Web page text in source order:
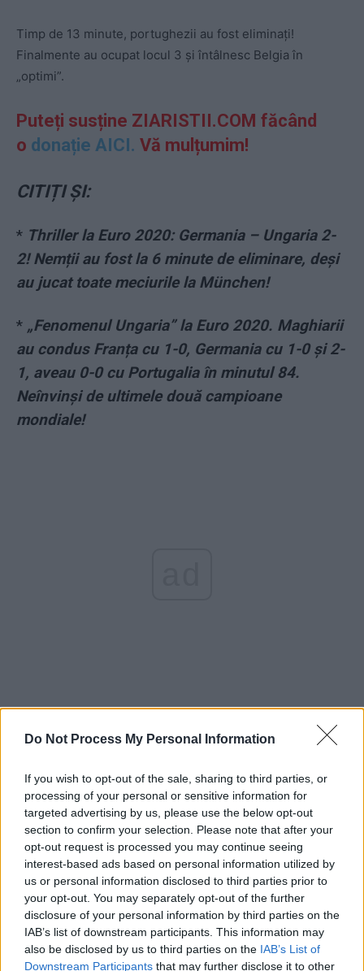
Do Not Process My Personal Information
If you wish to opt-out of the sale, sharing to third parties, or
processing of your personal or sensitive information for
targeted advertising by us, please use the below opt-out
section to confirm your selection. Please note that after your
opt-out request is processed you may continue seeing
interest-based ads based on personal information utilized by
us or personal information disclosed to third parties prior to
your opt-out. You may separately opt-out of the further
disclosure of your personal information by third parties on the
IAB’s list of downstream participants. This information may
also be disclosed by us to third parties on the IAB’s List of
Downstream Participants that may further disclose it to other
Timp de 13 minute, portughezii au fost eliminați!
Finalmente au ocupat locul 3 și întâlnesc Belgia în
„optimi”.
Puteți susține ZIARISTII.COM făcând
o donație AICI. Vă mulțumim!
CITIȚI ȘI:
* Thriller la Euro 2020: Germania – Ungaria 2-
2! Nemții au fost la 6 minute de eliminare, deși
au jucat toate meciurile la München!
* „Fenomenul Ungaria” la Euro 2020. Maghiarii
au condus Franța cu 1-0, Germania cu 1-0 și 2-
1, aveau 0-0 cu Portugalia în minutul 84.
Neînvinși de ultimele două campioane
mondiale!
*Benzema și Mbappé vin la București! Franța –
Euro 2020. Programul complet al „optimilor”
*Naționala de fotbal a României, cele mai
proaste rezultate din ultimii 60 de ani! Mirel
Rădoi continuă să-și roadă unghiile…
*România, în grupă cu Coreea de Sud,
Honduras și Noua Zeelandă la Olimpiada de la
Tokyo. Obiectivul lui Rădoi: o medalie